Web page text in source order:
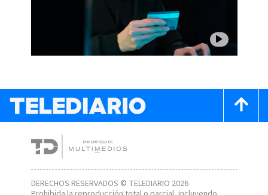
DERECHOS RESERVADOS © TELEDIARIO 2026